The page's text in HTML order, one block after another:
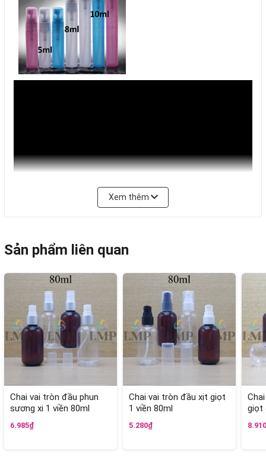
Xem thêm
Sản phẩm liên quan
Chai vai tròn đầu phun
sương xi 1 viền 80ml
6.985₫
Chai vai tròn đầu xịt giọt
1 viền 80ml
5.280₫
giọt